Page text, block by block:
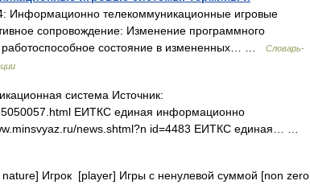
Информационно телекоммуникационные игровые
сопровождение: Изменение программного
работоспособное состояние в измененных… …
Словарь-
система Источник:
ЕИТКС единая информационно
news.shtml?n id=4483 ЕИТКС единая… …
Игрок [player] Игры с ненулевой суммой [non zero